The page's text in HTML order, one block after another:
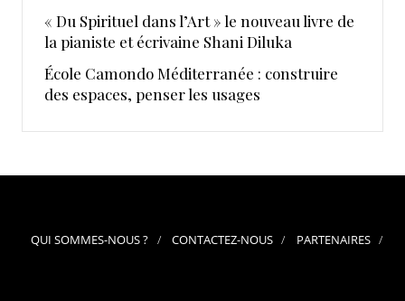
« Du Spirituel dans l’Art » le nouveau livre de
la pianiste et écrivaine Shani Diluka
École Camondo Méditerranée : construire
des espaces, penser les usages
QUI SOMMES-NOUS ? CONTACTEZ-NOUS PARTENAIRES